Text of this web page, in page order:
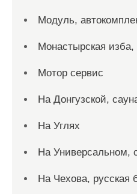
Модуль,
Монастырская изба,
Мотор сервис
На Донгузской,
На Углях
На Универсальном,
На Чехова, русская